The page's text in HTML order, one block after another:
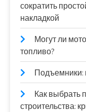
сократить
накладкой
Могут ли
топливо?
Подъемники:
Как выбрать
строительства: